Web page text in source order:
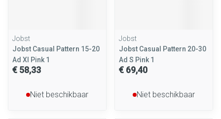
Jobst
Jobst Casual Pattern 15-20
Ad Xl Pink 1
€ 58,33
Niet beschikbaar
Jobst
Jobst Casual Pattern 20-30
Ad S Pink 1
€ 69,40
Niet beschikbaar